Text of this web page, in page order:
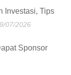
Investasi, Tips
07/2026
Sponsor